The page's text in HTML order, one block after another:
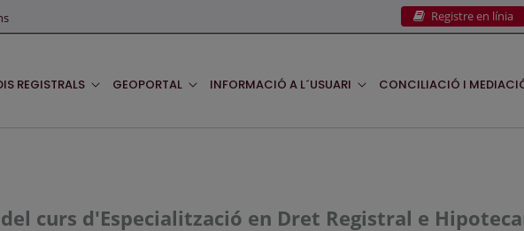
Registre en línia
REGISTRALS GEOPORTAL INFORMACIÓ A L´USUARI CONCILIACIÓ I
curs d'Especialització en Dret Registral e